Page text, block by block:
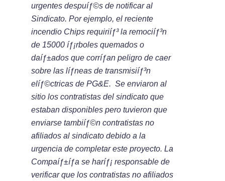
urgentes despuíƒ©s de notificar al
Sindicato. Por ejemplo, el reciente
incendio Chips requiriíƒ³ la remociíƒ³n
de 15000 íƒ¡rboles quemados o
daíƒ±ados que corríƒ­an peligro de caer
sobre las líƒ­neas de transmisiíƒ³n
elíƒ©ctricas de PG&E. Se enviaron al
sitio los contratistas del sindicato que
estaban disponibles pero tuvieron que
enviarse tambiíƒ©n contratistas no
afiliados al sindicato debido a la
urgencia de completar este proyecto. La
Compaíƒ±íƒ­a se haríƒ¡ responsable de
verificar que los contratistas no afiliados